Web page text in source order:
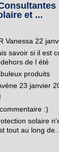
et ...
Vanessa 22
savoir si il est
de l été
produits
23 janvier
:)
solaire
tout au long de...